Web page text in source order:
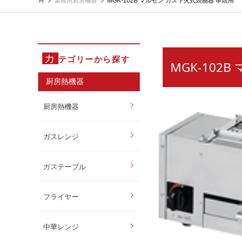
カ テゴリーから探す
厨房熱機器
厨房熱機器
ガスレンジ
ガステーブル
フライヤー
中華レンジ
MGK-102B